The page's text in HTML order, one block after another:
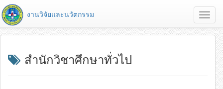
งานวิจัยและนวัตกรรม
สำนักวิชาศึกษาทั่วไป